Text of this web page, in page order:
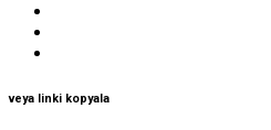
veya linki kopyala